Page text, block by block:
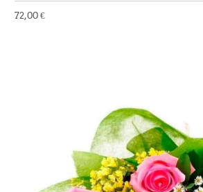
72,00 €